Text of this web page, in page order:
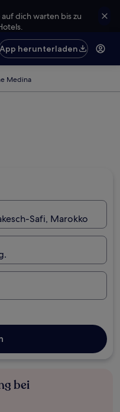
dich warten bis zu
App herunterladen
Medina
Safi, Marokko
bei